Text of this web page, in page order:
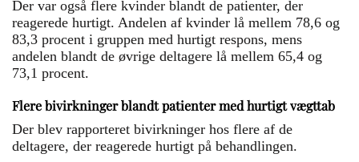
Der var også flere kvinder blandt de patienter, der
reagerede hurtigt. Andelen af kvinder lå mellem 78,6 og
83,3 procent i gruppen med hurtigt respons, mens
andelen blandt de øvrige deltagere lå mellem 65,4 og
73,1 procent.
Flere bivirkninger blandt patienter med hurtigt vægttab
Der blev rapporteret bivirkninger hos flere af de
deltagere, der reagerede hurtigt på behandlingen.